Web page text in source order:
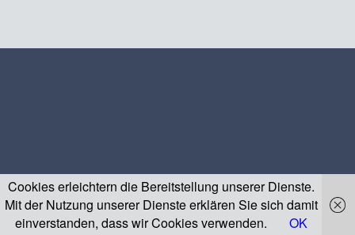
Cookies erleichtern die Bereitstellung unserer Dienste.
Mit der Nutzung unserer Dienste erklären Sie sich damit
einverstanden, dass wir Cookies verwenden.
OK